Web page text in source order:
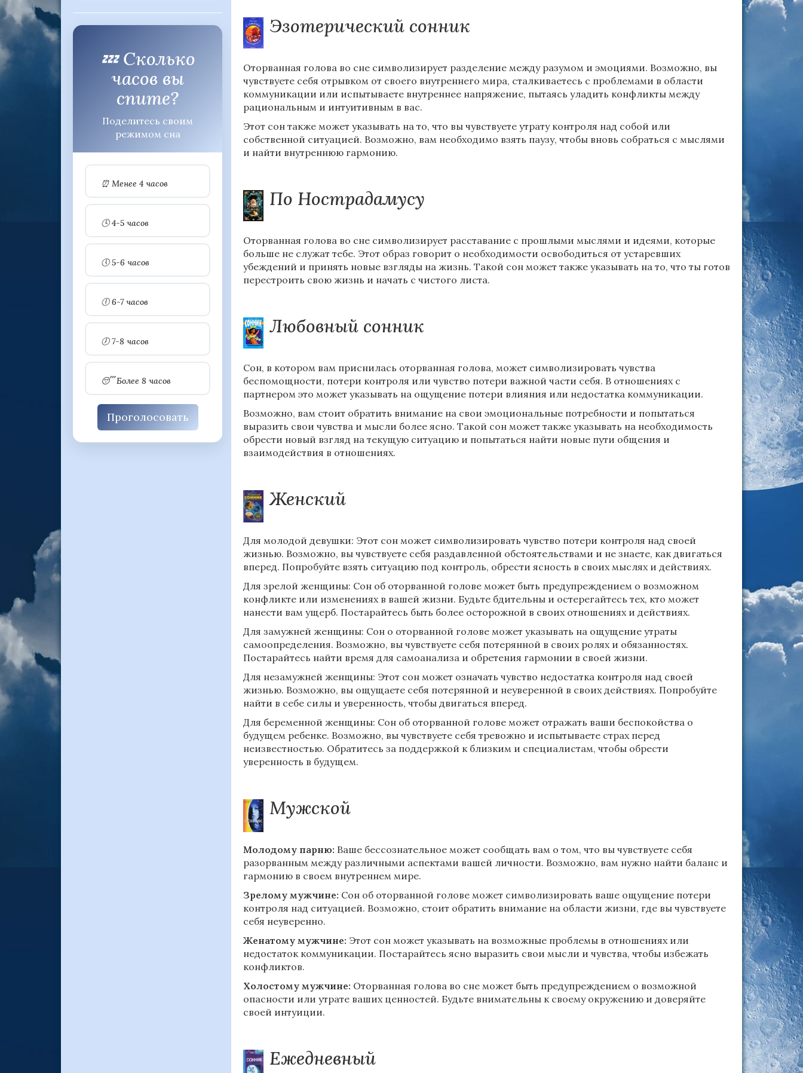
💤 Сколько
часов вы
спите?
Поделитесь своим
режимом сна
⏰ Менее 4 часов
🕓 4-5 часов
🕔 5-6 часов
🕕 6-7 часов
🕖 7-8 часов
😴 Более 8 часов
Проголосовать
Эзотерический сонник
Оторванная голова во сне символизирует разделение между разумом и эмоциями. Возможно, вы
чувствуете себя отрывком от своего внутреннего мира, сталкиваетесь с проблемами в области
коммуникации или испытываете внутреннее напряжение, пытаясь уладить конфликты между
рациональным и интуитивным в вас.
Этот сон также может указывать на то, что вы чувствуете утрату контроля над собой или
собственной ситуацией. Возможно, вам необходимо взять паузу, чтобы вновь собраться с мыслями
и найти внутреннюю гармонию.
По Нострадамусу
Оторванная голова во сне символизирует расставание с прошлыми мыслями и идеями, которые
больше не служат тебе. Этот образ говорит о необходимости освободиться от устаревших
убеждений и принять новые взгляды на жизнь. Такой сон может также указывать на то, что ты готов
перестроить свою жизнь и начать с чистого листа.
Любовный сонник
Сон, в котором вам приснилась оторванная голова, может символизировать чувства
беспомощности, потери контроля или чувство потери важной части себя. В отношениях с
партнером это может указывать на ощущение потери влияния или недостатка коммуникации.
Возможно, вам стоит обратить внимание на свои эмоциональные потребности и попытаться
выразить свои чувства и мысли более ясно. Такой сон может также указывать на необходимость
обрести новый взгляд на текущую ситуацию и попытаться найти новые пути общения и
взаимодействия в отношениях.
Женский
Для молодой девушки: Этот сон может символизировать чувство потери контроля над своей
жизнью. Возможно, вы чувствуете себя раздавленной обстоятельствами и не знаете, как двигаться
вперед. Попробуйте взять ситуацию под контроль, обрести ясность в своих мыслях и действиях.
Для зрелой женщины: Сон об оторванной голове может быть предупреждением о возможном
конфликте или изменениях в вашей жизни. Будьте бдительны и остерегайтесь тех, кто может
нанести вам ущерб. Постарайтесь быть более осторожной в своих отношениях и действиях.
Для замужней женщины: Сон о оторванной голове может указывать на ощущение утраты
самоопределения. Возможно, вы чувствуете себя потерянной в своих ролях и обязанностях.
Постарайтесь найти время для самоанализа и обретения гармонии в своей жизни.
Для незамужней женщины: Этот сон может означать чувство недостатка контроля над своей
жизнью. Возможно, вы ощущаете себя потерянной и неуверенной в своих действиях. Попробуйте
найти в себе силы и уверенность, чтобы двигаться вперед.
Для беременной женщины: Сон об оторванной голове может отражать ваши беспокойства о
будущем ребенке. Возможно, вы чувствуете себя тревожно и испытываете страх перед
неизвестностью. Обратитесь за поддержкой к близким и специалистам, чтобы обрести
уверенность в будущем.
Мужской
Молодому парню: Ваше бессознательное может сообщать вам о том, что вы чувствуете себя
разорванным между различными аспектами вашей личности. Возможно, вам нужно найти баланс и
гармонию в своем внутреннем мире.
Зрелому мужчине: Сон об оторванной голове может символизировать ваше ощущение потери
контроля над ситуацией. Возможно, стоит обратить внимание на области жизни, где вы чувствуете
себя неуверенно.
Женатому мужчине: Этот сон может указывать на возможные проблемы в отношениях или
недостаток коммуникации. Постарайтесь ясно выразить свои мысли и чувства, чтобы избежать
конфликтов.
Холостому мужчине: Оторванная голова во сне может быть предупреждением о возможной
опасности или утрате ваших ценностей. Будьте внимательны к своему окружению и доверяйте
своей интуиции.
Ежедневный